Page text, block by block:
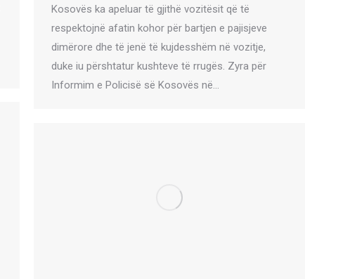
Kosovës ka apeluar të gjithë vozitësit që të
respektojnë afatin kohor për bartjen e pajisjeve
dimërore dhe të jenë të kujdesshëm në vozitje,
duke iu përshtatur kushteve të rrugës. Zyra për
Informim e Policisë së Kosovës në…